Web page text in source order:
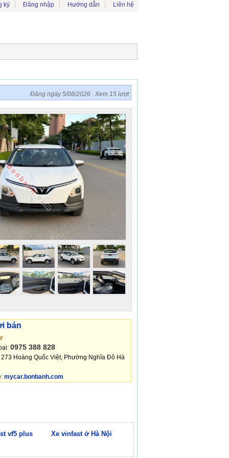
ký Đăng nhập Hướng dẫn Liên hệ
Đăng ngày 5/08/2026 . Xem 15 lượt
bán
0975 388 828
Hoàng Quốc Việt, Phường Nghĩa Đô Hà
mycar.bonbanh.com
vf5 plus
Xe vinfast ở Hà Nội